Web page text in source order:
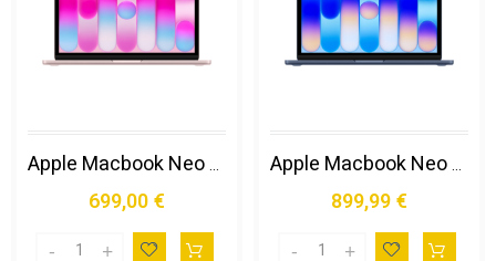
Apple Macbook Neo 13"a18 Pro Chip 6‑core Cpu 5‑core Gpu 8gb 256gb Ssd - Rosa Pastello
699,00 €
Apple Macbook Neo 13"a18 Pro Chip 6‑core Cpu 5‑core Gpu 8gb 512gb Ssd Touch Id - Indaco
899,99 €